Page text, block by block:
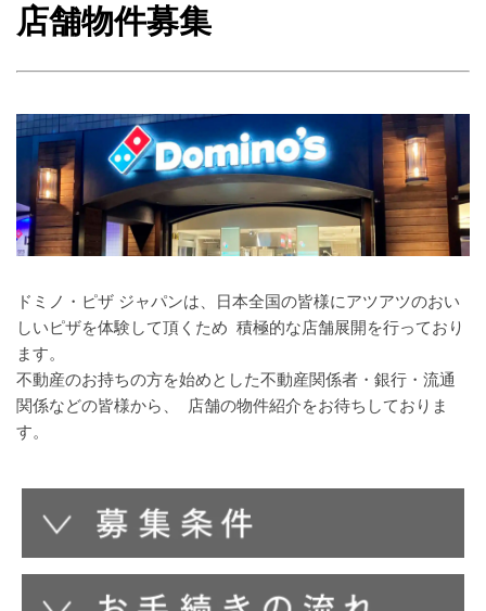
店舗物件募集​
ドミノ・ピザ ジャパンは、日本全国の皆様にアツアツのおい
しいピザを体験して頂くため ​ 積極的な店舗展開を行っており
ます。 ​
不動産のお持ちの方を始めとした不動産関係者・銀行・流通
関係などの皆様から、 ​ 店舗の物件紹介をお待ちしておりま
す。